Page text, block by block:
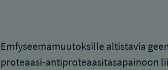
Emfyseemamuutoksille altistavia
proteaasi-antiproteaasitasapainoon